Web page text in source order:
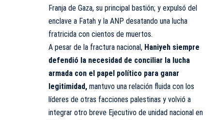
Franja de Gaza, su principal bastión; y expulsó del
enclave a Fatah y la ANP desatando una lucha
fratricida con cientos de muertos.
A pesar de la fractura nacional, Haniyeh siempre
defendió la necesidad de conciliar la lucha
armada con el papel político para ganar
legitimidad, mantuvo una relación fluida con los
líderes de otras facciones palestinas y volvió a
integrar otro breve Ejecutivo de unidad nacional en